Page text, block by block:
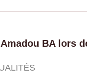
BA lors